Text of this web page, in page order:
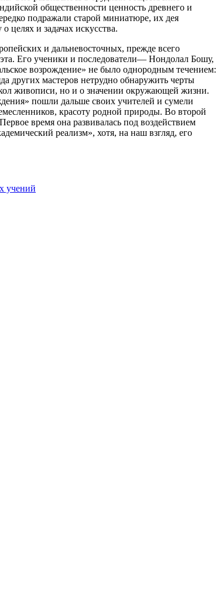
общественности ценность древнего и
подражали старой миниатюре, их дея
и задачах искусства.
и дальневосточных, прежде всего
Его ученики и последователи— Нондолал Бошу,
возрождение» не было однородным течением:
других мастеров нетрудно обнаружить черты
живописи, но и о значении окружающей жизни.
пошли дальше своих учителей и сумели
красоту родной природы. Во второй
время она развивалась под воздействием
реализм», хотя, на наш взгляд, его
учений